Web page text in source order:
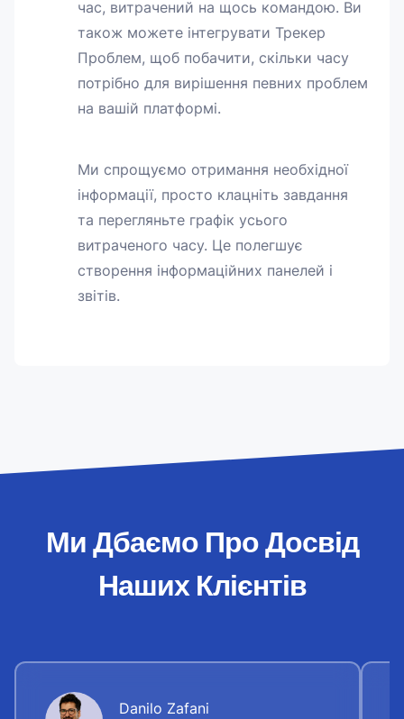
час, витрачений на щось командою. Ви
також можете інтегрувати Трекер
Проблем, щоб побачити, скільки часу
потрібно для вирішення певних проблем
на вашій платформі.
Ми спрощуємо отримання необхідної
інформації, просто клацніть завдання
та перегляньте графік усього
витраченого часу. Це полегшує
створення інформаційних панелей і
звітів.
Ми Дбаємо Про Досвід
Наших Клієнтів
Danilo Zafani